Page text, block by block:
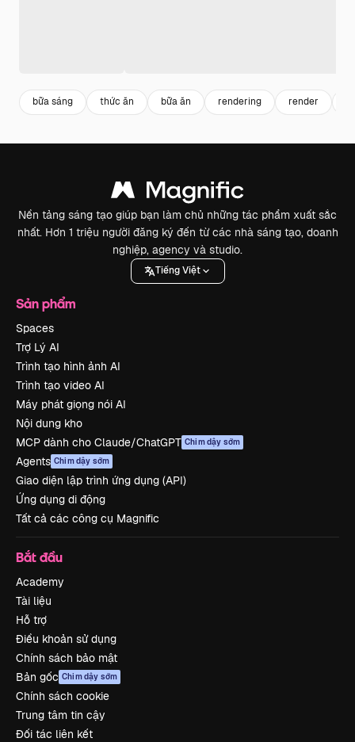
bữa sáng thức ăn bữa ăn rendering render
Nền tảng sáng tạo giúp bạn làm chủ những tác phẩm xuất sắc
nhất. Hơn 1 triệu người đăng ký đến từ các nhà sáng tạo, doanh
nghiệp, agency và studio.
Tiếng Việt
Sản phẩm
Spaces
Trợ Lý AI
Trình tạo hình ảnh AI
Trình tạo video AI
Máy phát giọng nói AI
Nội dung kho
MCP dành cho Claude/ChatGPT Chim dậy sớm
Agents Chim dậy sớm
Giao diện lập trình ứng dụng (API)
Ứng dụng di động
Tất cả các công cụ Magnific
Bắt đầu
Academy
Tài liệu
Hỗ trợ
Điều khoản sử dụng
Chính sách bảo mật
Bản gốc Chim dậy sớm
Chính sách cookie
Trung tâm tin cậy
Đối tác liên kết